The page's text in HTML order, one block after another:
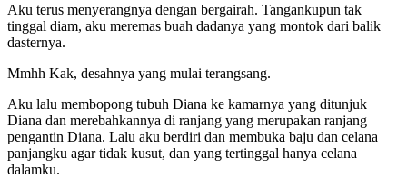
Aku terus menyerangnya dengan bergairah. Tangankupun tak
tinggal diam, aku meremas buah dadanya yang montok dari balik
dasternya.
Mmhh Kak, desahnya yang mulai terangsang.
Aku lalu membopong tubuh Diana ke kamarnya yang ditunjuk
Diana dan merebahkannya di ranjang yang merupakan ranjang
pengantin Diana. Lalu aku berdiri dan membuka baju dan celana
panjangku agar tidak kusut, dan yang tertinggal hanya celana
dalamku.